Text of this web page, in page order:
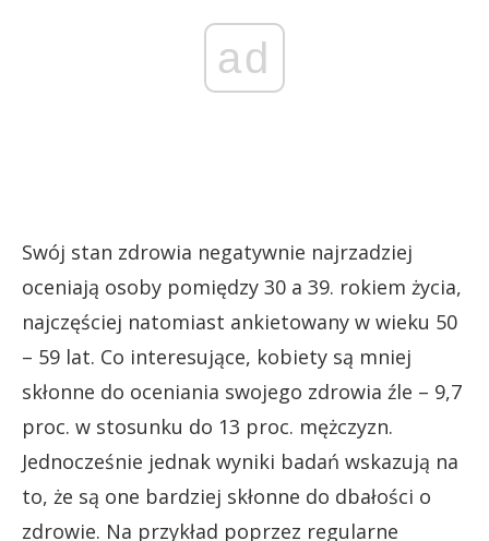
ad
Swój stan zdrowia negatywnie najrzadziej
oceniają osoby pomiędzy 30 a 39. rokiem życia,
najczęściej natomiast ankietowany w wieku 50
– 59 lat. Co interesujące, kobiety są mniej
skłonne do oceniania swojego zdrowia źle – 9,7
proc. w stosunku do 13 proc. mężczyzn.
Jednocześnie jednak wyniki badań wskazują na
to, że są one bardziej skłonne do dbałości o
zdrowie. Na przykład poprzez regularne